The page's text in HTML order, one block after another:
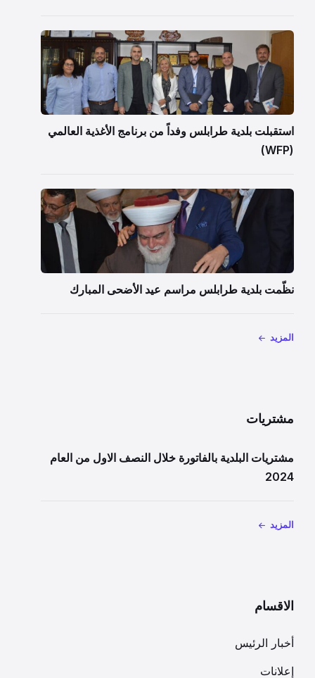
استقبلت بلدية طرابلس وفداً من برنامج الأغذية العالمي
(WFP)
نظّمت بلدية طرابلس مراسم عيد الأضحى المبارك
المزيد
مشتريات
مشتريات البلدية بالفاتورة خلال النصف الاول من العام
2024
المزيد
الاقسام
أخبار الرئيس
إعلانات